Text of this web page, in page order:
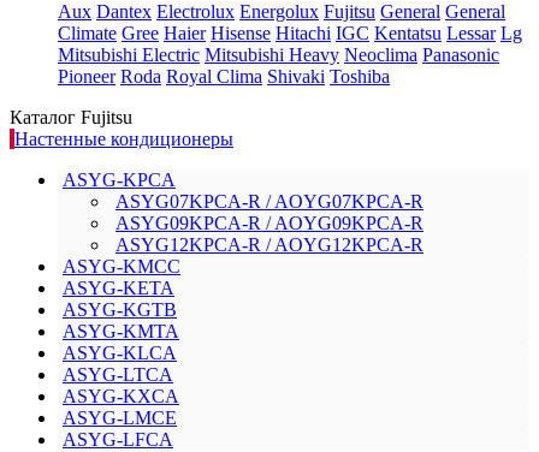
Aux Dantex Electrolux Energolux Fujitsu General General
Climate Gree Haier Hisense Hitachi IGC Kentatsu Lessar Lg
Mitsubishi Electric Mitsubishi Heavy Neoclima Panasonic
Pioneer Roda Royal Clima Shivaki Toshiba
Каталог Fujitsu
Настенные кондиционеры
ASYG-KPCA
ASYG07KPCA-R / AOYG07KPCA-R
ASYG09KPCA-R / AOYG09KPCA-R
ASYG12KPCA-R / AOYG12KPCA-R
ASYG-KMCC
ASYG-KETA
ASYG-KGTB
ASYG-KMTA
ASYG-KLCA
ASYG-LTCA
ASYG-KXCA
ASYG-LMCE
ASYG-LFCA